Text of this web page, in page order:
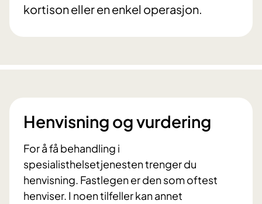
kortison eller en enkel operasjon.
Henvisning og vurdering
For å få behandling i
spesialisthelsetjenesten trenger du
henvisning. Fastlegen er den som oftest
henviser. I noen tilfeller kan annet